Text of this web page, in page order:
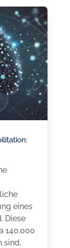
eines
Diese
140.000
sind,